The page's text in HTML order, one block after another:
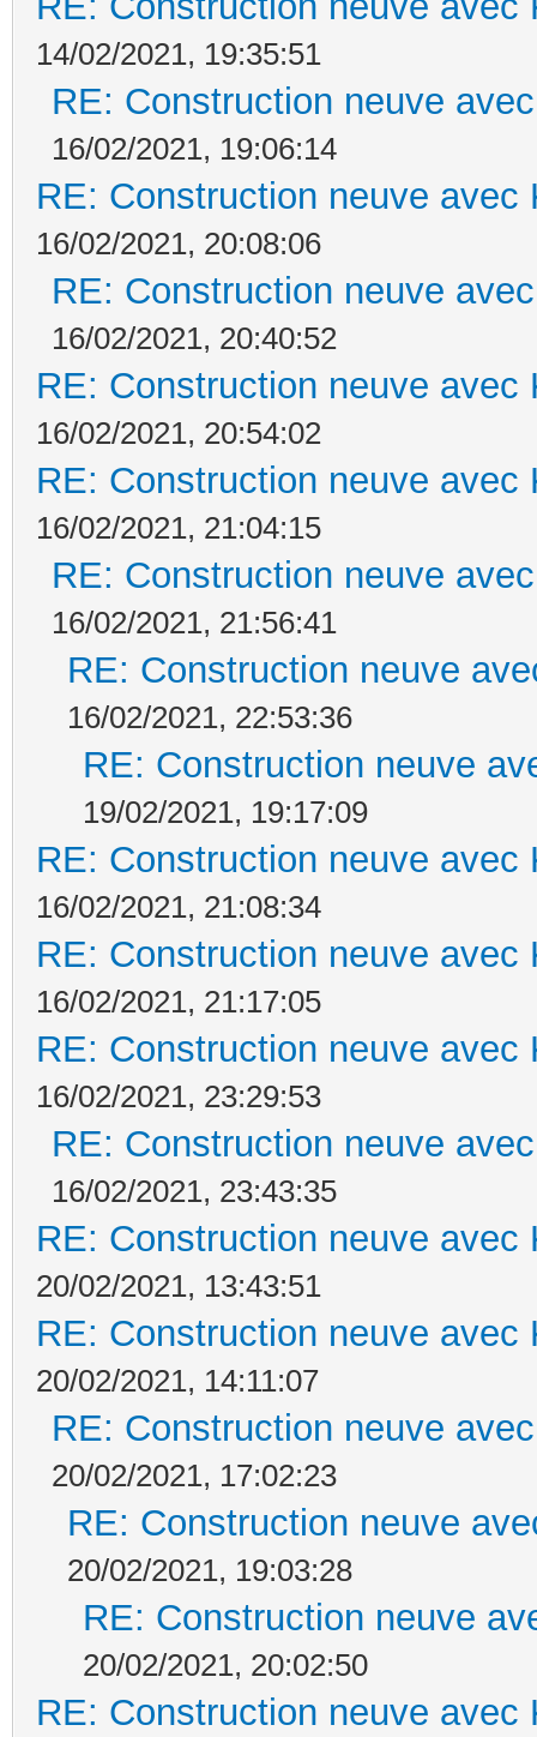
14/02/2021, 19:35:51
RE: Construction neuve
16/02/2021, 19:06:14
RE: Construction neuve avec
16/02/2021, 20:08:06
RE: Construction neuve
16/02/2021, 20:40:52
RE: Construction neuve avec
16/02/2021, 20:54:02
RE: Construction neuve avec
16/02/2021, 21:04:15
RE: Construction neuve
16/02/2021, 21:56:41
RE: Construction neuve
16/02/2021, 22:53:36
RE: Construction neuve
19/02/2021, 19:17:09
RE: Construction neuve avec
16/02/2021, 21:08:34
RE: Construction neuve avec
16/02/2021, 21:17:05
RE: Construction neuve avec
16/02/2021, 23:29:53
RE: Construction neuve
16/02/2021, 23:43:35
RE: Construction neuve avec
20/02/2021, 13:43:51
RE: Construction neuve avec
20/02/2021, 14:11:07
RE: Construction neuve
20/02/2021, 17:02:23
RE: Construction neuve
20/02/2021, 19:03:28
RE: Construction neuve
20/02/2021, 20:02:50
RE: Construction neuve avec